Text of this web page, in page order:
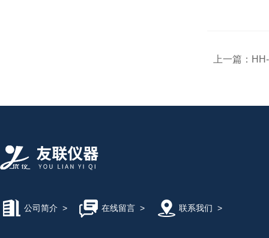
上一篇：
公司简介 > 在线留言> 联系我们 >